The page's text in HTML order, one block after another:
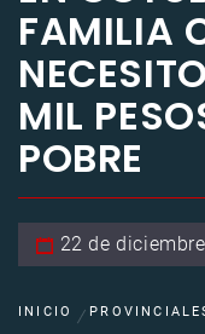
FAMILIA
MIL
POBRE
22 de
INICIO